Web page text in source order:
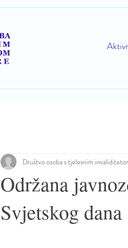
Održana
Svjetskog dana
Društvo osoba s tjelesnim